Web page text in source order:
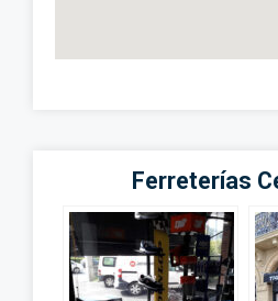
Ferreterías